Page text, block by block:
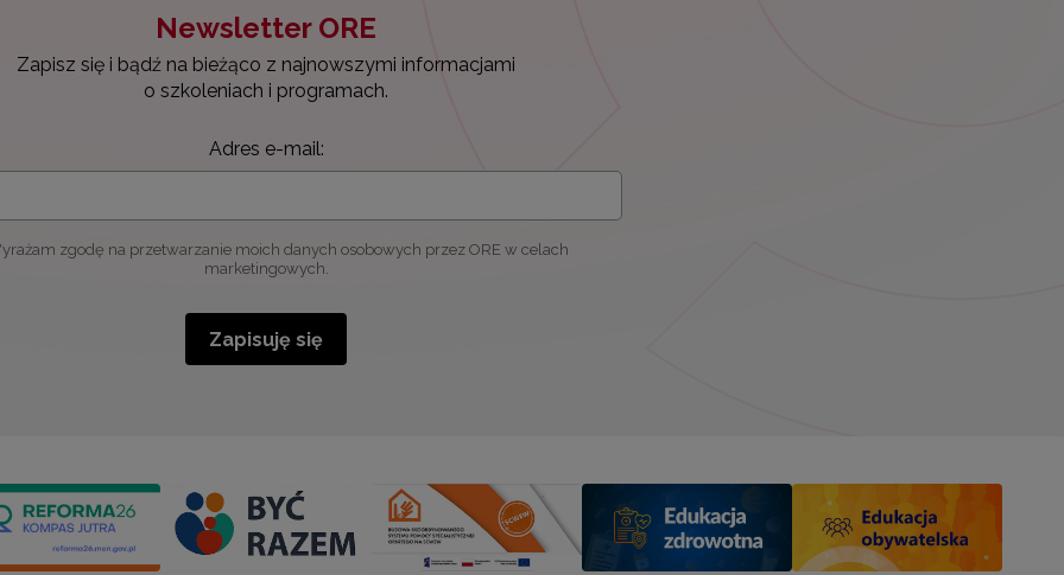
Newsletter ORE
Zapisz się i bądź na bieżąco z najnowszymi informacjami
o szkoleniach i programach.
Adres e-mail:
zgodę na przetwarzanie moich danych osobowych przez ORE w celach
marketingowych.
Zapisuję się